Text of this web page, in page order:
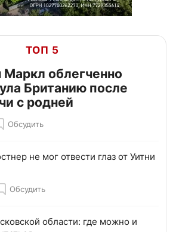
ТОП 5
Маркл облегченно
Британию после
с родней
Обсудить
не мог отвести глаз от Уитни
Обсудить
области: где можно и